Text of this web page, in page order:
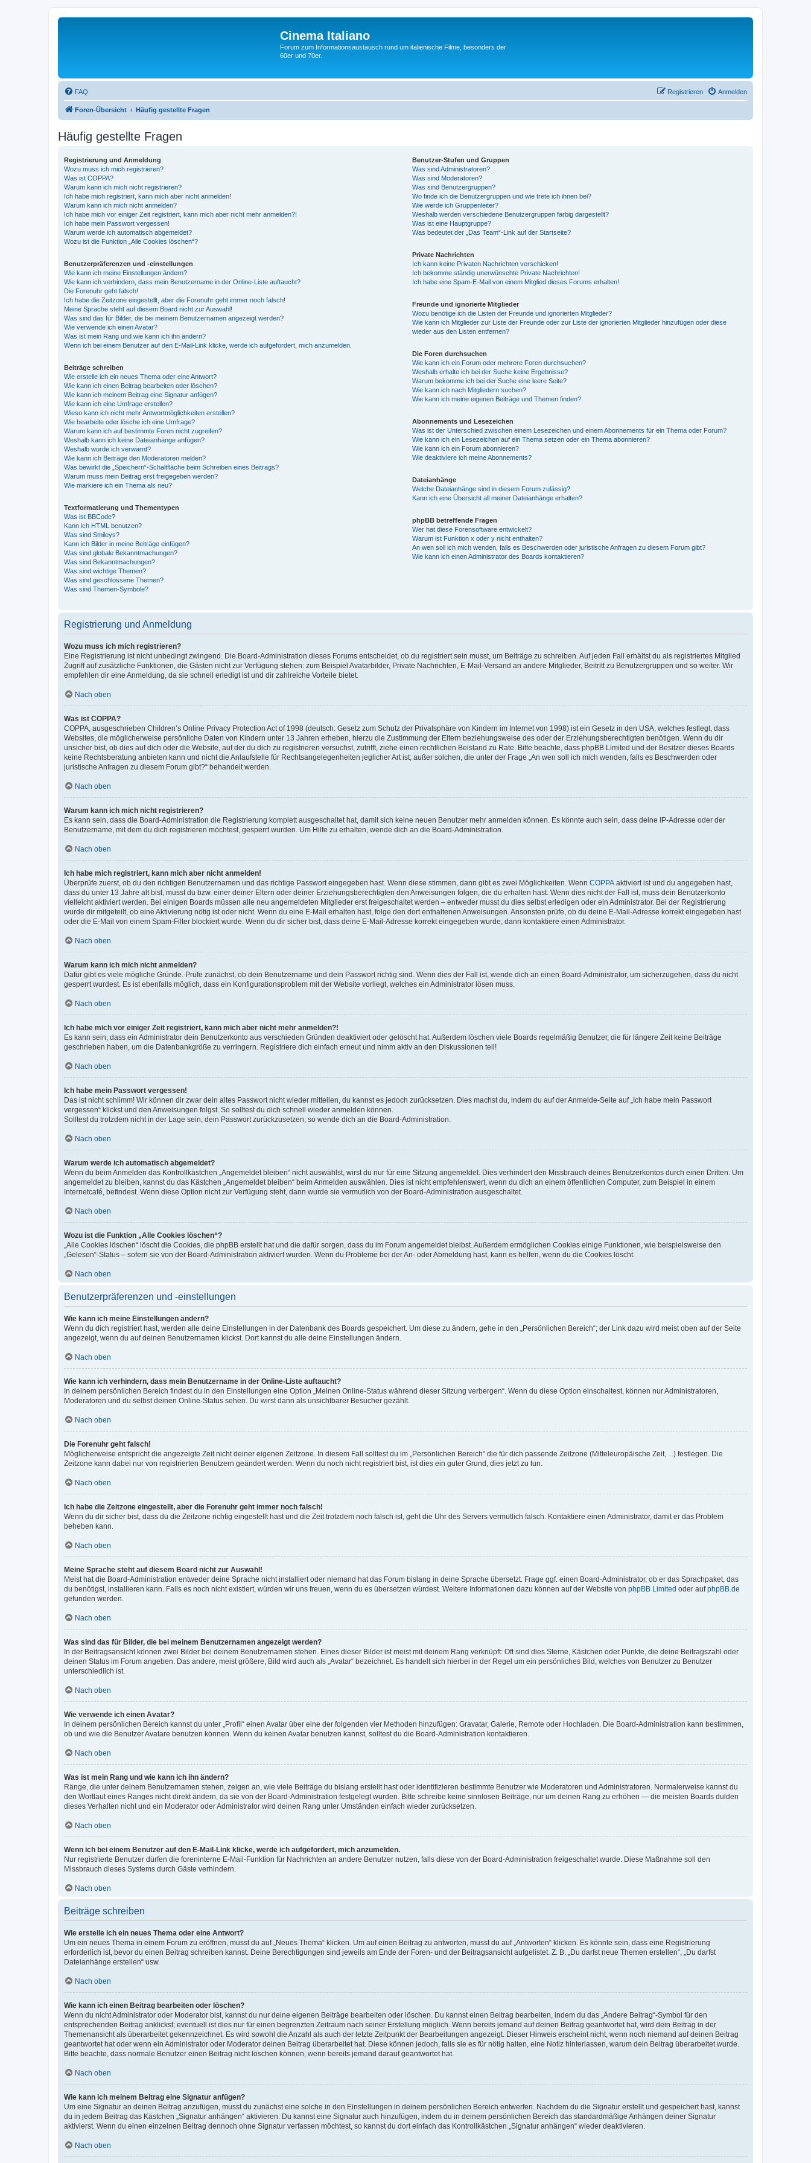
Cinema Italiano
Forum zum Informationsaustausch rund um italienische Filme, besonders der
60er und 70er.
FAQ Anmelden
Registrieren
Foren-Übersicht Häufig gestellte Fragen
Häufig gestellte Fragen
Registrierung und Anmeldung
Wozu muss ich mich registrieren?
Was ist COPPA?
Warum kann ich mich nicht registrieren?
Ich habe mich registriert, kann mich aber nicht anmelden!
Warum kann ich mich nicht anmelden?
Ich habe mich vor einiger Zeit registriert, kann mich aber nicht mehr anmelden?!
Ich habe mein Passwort vergessen!
Warum werde ich automatisch abgemeldet?
Wozu ist die Funktion „Alle Cookies löschen“?
Benutzerpräferenzen und -einstellungen
Wie kann ich meine Einstellungen ändern?
Wie kann ich verhindern, dass mein Benutzername in der Online-Liste auftaucht?
Die Forenuhr geht falsch!
Ich habe die Zeitzone eingestellt, aber die Forenuhr geht immer noch falsch!
Meine Sprache steht auf diesem Board nicht zur Auswahl!
Was sind das für Bilder, die bei meinem Benutzernamen angezeigt werden?
Wie verwende ich einen Avatar?
Was ist mein Rang und wie kann ich ihn ändern?
Wenn ich bei einem Benutzer auf den E-Mail-Link klicke, werde ich aufgefordert, mich anzumelden.
Beiträge schreiben
Wie erstelle ich ein neues Thema oder eine Antwort?
Wie kann ich einen Beitrag bearbeiten oder löschen?
Wie kann ich meinem Beitrag eine Signatur anfügen?
Wie kann ich eine Umfrage erstellen?
Wieso kann ich nicht mehr Antwortmöglichkeiten erstellen?
Wie bearbeite oder lösche ich eine Umfrage?
Warum kann ich auf bestimmte Foren nicht zugreifen?
Weshalb kann ich keine Dateianhänge anfügen?
Weshalb wurde ich verwarnt?
Wie kann ich Beiträge den Moderatoren melden?
Was bewirkt die „Speichern“-Schaltfläche beim Schreiben eines Beitrags?
Warum muss mein Beitrag erst freigegeben werden?
Wie markiere ich ein Thema als neu?
Textformatierung und Thementypen
Was ist BBCode?
Kann ich HTML benutzen?
Was sind Smileys?
Kann ich Bilder in meine Beiträge einfügen?
Was sind globale Bekanntmachungen?
Was sind Bekanntmachungen?
Was sind wichtige Themen?
Was sind geschlossene Themen?
Was sind Themen-Symbole?
Benutzer-Stufen und Gruppen
Was sind Administratoren?
Was sind Moderatoren?
Was sind Benutzergruppen?
Wo finde ich die Benutzergruppen und wie trete ich ihnen bei?
Wie werde ich Gruppenleiter?
Weshalb werden verschiedene Benutzergruppen farbig dargestellt?
Was ist eine Hauptgruppe?
Was bedeutet der „Das Team“-Link auf der Startseite?
Private Nachrichten
Ich kann keine Privaten Nachrichten verschicken!
Ich bekomme ständig unerwünschte Private Nachrichten!
Ich habe eine Spam-E-Mail von einem Mitglied dieses Forums erhalten!
Freunde und ignorierte Mitglieder
Wozu benötige ich die Listen der Freunde und ignorierten Mitglieder?
Wie kann ich Mitglieder zur Liste der Freunde oder zur Liste der ignorierten Mitglieder hinzufügen oder diese
wieder aus den Listen entfernen?
Die Foren durchsuchen
Wie kann ich ein Forum oder mehrere Foren durchsuchen?
Weshalb erhalte ich bei der Suche keine Ergebnisse?
Warum bekomme ich bei der Suche eine leere Seite?
Wie kann ich nach Mitgliedern suchen?
Wie kann ich meine eigenen Beiträge und Themen finden?
Abonnements und Lesezeichen
Was ist der Unterschied zwischen einem Lesezeichen und einem Abonnements für ein Thema oder Forum?
Wie kann ich ein Lesezeichen auf ein Thema setzen oder ein Thema abonnieren?
Wie kann ich ein Forum abonnieren?
Wie deaktiviere ich meine Abonnements?
Dateianhänge
Welche Dateianhänge sind in diesem Forum zulässig?
Kann ich eine Übersicht all meiner Dateianhänge erhalten?
phpBB betreffende Fragen
Wer hat diese Forensoftware entwickelt?
Warum ist Funktion x oder y nicht enthalten?
An wen soll ich mich wenden, falls es Beschwerden oder juristische Anfragen zu diesem Forum gibt?
Wie kann ich einen Administrator des Boards kontaktieren?
Registrierung und Anmeldung
Wozu muss ich mich registrieren?
Eine Registrierung ist nicht unbedingt zwingend. Die Board-Administration dieses Forums entscheidet, ob du registriert sein musst, um Beiträge zu schreiben. Auf jeden Fall erhältst du als registriertes Mitglied
Zugriff auf zusätzliche Funktionen, die Gästen nicht zur Verfügung stehen: zum Beispiel Avatarbilder, Private Nachrichten, E-Mail-Versand an andere Mitglieder, Beitritt zu Benutzergruppen und so weiter. Wir
empfehlen dir eine Anmeldung, da sie schnell erledigt ist und dir zahlreiche Vorteile bietet.
Nach oben
Was ist COPPA?
COPPA, ausgeschrieben Children’s Online Privacy Protection Act of 1998 (deutsch: Gesetz zum Schutz der Privatsphäre von Kindern im Internet von 1998) ist ein Gesetz in den USA, welches festlegt, dass
Websites, die möglicherweise persönliche Daten von Kindern unter 13 Jahren erheben, hierzu die Zustimmung der Eltern beziehungsweise des oder der Erziehungsberechtigten benötigen. Wenn du dir
unsicher bist, ob dies auf dich oder die Website, auf der du dich zu registrieren versuchst, zutrifft, ziehe einen rechtlichen Beistand zu Rate. Bitte beachte, dass phpBB Limited und der Besitzer dieses Boards
keine Rechtsberatung anbieten kann und nicht die Anlaufstelle für Rechtsangelegenheiten jeglicher Art ist; außer solchen, die unter der Frage „An wen soll ich mich wenden, falls es Beschwerden oder
juristische Anfragen zu diesem Forum gibt?“ behandelt werden.
Nach oben
Warum kann ich mich nicht registrieren?
Es kann sein, dass die Board-Administration die Registrierung komplett ausgeschaltet hat, damit sich keine neuen Benutzer mehr anmelden können. Es könnte auch sein, dass deine IP-Adresse oder der
Benutzername, mit dem du dich registrieren möchtest, gesperrt wurden. Um Hilfe zu erhalten, wende dich an die Board-Administration.
Nach oben
Ich habe mich registriert, kann mich aber nicht anmelden!
Überprüfe zuerst, ob du den richtigen Benutzernamen und das richtige Passwort eingegeben hast. Wenn diese stimmen, dann gibt es zwei Möglichkeiten. Wenn COPPA aktiviert ist und du angegeben hast,
dass du unter 13 Jahre alt bist, musst du bzw. einer deiner Eltern oder deiner Erziehungsberechtigten den Anweisungen folgen, die du erhalten hast. Wenn dies nicht der Fall ist, muss dein Benutzerkonto
vielleicht aktiviert werden. Bei einigen Boards müssen alle neu angemeldeten Mitglieder erst freigeschaltet werden – entweder musst du dies selbst erledigen oder ein Administrator. Bei der Registrierung
wurde dir mitgeteilt, ob eine Aktivierung nötig ist oder nicht. Wenn du eine E-Mail erhalten hast, folge den dort enthaltenen Anweisungen. Ansonsten prüfe, ob du deine E-Mail-Adresse korrekt eingegeben hast
oder die E-Mail von einem Spam-Filter blockiert wurde. Wenn du dir sicher bist, dass deine E-Mail-Adresse korrekt eingegeben wurde, dann kontaktiere einen Administrator.
Nach oben
Warum kann ich mich nicht anmelden?
Dafür gibt es viele mögliche Gründe. Prüfe zunächst, ob dein Benutzername und dein Passwort richtig sind. Wenn dies der Fall ist, wende dich an einen Board-Administrator, um sicherzugehen, dass du nicht
gesperrt wurdest. Es ist ebenfalls möglich, dass ein Konfigurationsproblem mit der Website vorliegt, welches ein Administrator lösen muss.
Nach oben
Ich habe mich vor einiger Zeit registriert, kann mich aber nicht mehr anmelden?!
Es kann sein, dass ein Administrator dein Benutzerkonto aus verschieden Gründen deaktiviert oder gelöscht hat. Außerdem löschen viele Boards regelmäßig Benutzer, die für längere Zeit keine Beiträge
geschrieben haben, um die Datenbankgröße zu verringern. Registriere dich einfach erneut und nimm aktiv an den Diskussionen teil!
Nach oben
Ich habe mein Passwort vergessen!
Das ist nicht schlimm! Wir können dir zwar dein altes Passwort nicht wieder mitteilen, du kannst es jedoch zurücksetzen. Dies machst du, indem du auf der Anmelde-Seite auf „Ich habe mein Passwort
vergessen“ klickst und den Anweisungen folgst. So solltest du dich schnell wieder anmelden können.
Solltest du trotzdem nicht in der Lage sein, dein Passwort zurückzusetzen, so wende dich an die Board-Administration.
Nach oben
Warum werde ich automatisch abgemeldet?
Wenn du beim Anmelden das Kontrollkästchen „Angemeldet bleiben“ nicht auswählst, wirst du nur für eine Sitzung angemeldet. Dies verhindert den Missbrauch deines Benutzerkontos durch einen Dritten. Um
angemeldet zu bleiben, kannst du das Kästchen „Angemeldet bleiben“ beim Anmelden auswählen. Dies ist nicht empfehlenswert, wenn du dich an einem öffentlichen Computer, zum Beispiel in einem
Internetcafé, befindest. Wenn diese Option nicht zur Verfügung steht, dann wurde sie vermutlich von der Board-Administration ausgeschaltet.
Nach oben
Wozu ist die Funktion „Alle Cookies löschen“?
„Alle Cookies löschen“ löscht die Cookies, die phpBB erstellt hat und die dafür sorgen, dass du im Forum angemeldet bleibst. Außerdem ermöglichen Cookies einige Funktionen, wie beispielsweise den
„Gelesen“-Status – sofern sie von der Board-Administration aktiviert wurden. Wenn du Probleme bei der An- oder Abmeldung hast, kann es helfen, wenn du die Cookies löscht.
Nach oben
Benutzerpräferenzen und -einstellungen
Wie kann ich meine Einstellungen ändern?
Wenn du dich registriert hast, werden alle deine Einstellungen in der Datenbank des Boards gespeichert. Um diese zu ändern, gehe in den „Persönlichen Bereich“; der Link dazu wird meist oben auf der Seite
angezeigt, wenn du auf deinen Benutzernamen klickst. Dort kannst du alle deine Einstellungen ändern.
Nach oben
Wie kann ich verhindern, dass mein Benutzername in der Online-Liste auftaucht?
In deinem persönlichen Bereich findest du in den Einstellungen eine Option „Meinen Online-Status während dieser Sitzung verbergen“. Wenn du diese Option einschaltest, können nur Administratoren,
Moderatoren und du selbst deinen Online-Status sehen. Du wirst dann als unsichtbarer Besucher gezählt.
Nach oben
Die Forenuhr geht falsch!
Möglicherweise entspricht die angezeigte Zeit nicht deiner eigenen Zeitzone. In diesem Fall solltest du im „Persönlichen Bereich“ die für dich passende Zeitzone (Mitteleuropäische Zeit, ...) festlegen. Die
Zeitzone kann dabei nur von registrierten Benutzern geändert werden. Wenn du noch nicht registriert bist, ist dies ein guter Grund, dies jetzt zu tun.
Nach oben
Ich habe die Zeitzone eingestellt, aber die Forenuhr geht immer noch falsch!
Wenn du dir sicher bist, dass du die Zeitzone richtig eingestellt hast und die Zeit trotzdem noch falsch ist, geht die Uhr des Servers vermutlich falsch. Kontaktiere einen Administrator, damit er das Problem
beheben kann.
Nach oben
Meine Sprache steht auf diesem Board nicht zur Auswahl!
Meist hat die Board-Administration entweder deine Sprache nicht installiert oder niemand hat das Forum bislang in deine Sprache übersetzt. Frage ggf. einen Board-Administrator, ob er das Sprachpaket, das
du benötigst, installieren kann. Falls es noch nicht existiert, würden wir uns freuen, wenn du es übersetzen würdest. Weitere Informationen dazu können auf der Website von phpBB Limited oder aufphpBB.de
gefunden werden.
Nach oben
Was sind das für Bilder, die bei meinem Benutzernamen angezeigt werden?
In der Beitragsansicht können zwei Bilder bei deinem Benutzernamen stehen. Eines dieser Bilder ist meist mit deinem Rang verknüpft: Oft sind dies Sterne, Kästchen oder Punkte, die deine Beitragszahl oder
deinen Status im Forum angeben. Das andere, meist größere, Bild wird auch als „Avatar“ bezeichnet. Es handelt sich hierbei in der Regel um ein persönliches Bild, welches von Benutzer zu Benutzer
unterschiedlich ist.
Nach oben
Wie verwende ich einen Avatar?
In deinem persönlichen Bereich kannst du unter „Profil“ einen Avatar über eine der folgenden vier Methoden hinzufügen: Gravatar, Galerie, Remote oder Hochladen. Die Board-Administration kann bestimmen,
ob und wie die Benutzer Avatare benutzen können. Wenn du keinen Avatar benutzen kannst, solltest du die Board-Administration kontaktieren.
Nach oben
Was ist mein Rang und wie kann ich ihn ändern?
Ränge, die unter deinem Benutzernamen stehen, zeigen an, wie viele Beiträge du bislang erstellt hast oder identifizieren bestimmte Benutzer wie Moderatoren und Administratoren. Normalerweise kannst du
den Wortlaut eines Ranges nicht direkt ändern, da sie von der Board-Administration festgelegt wurden. Bitte schreibe keine sinnlosen Beiträge, nur um deinen Rang zu erhöhen — die meisten Boards dulden
dieses Verhalten nicht und ein Moderator oder Administrator wird deinen Rang unter Umständen einfach wieder zurücksetzen.
Nach oben
Wenn ich bei einem Benutzer auf den E-Mail-Link klicke, werde ich aufgefordert, mich anzumelden.
Nur registrierte Benutzer dürfen die foreninterne E-Mail-Funktion für Nachrichten an andere Benutzer nutzen, falls diese von der Board-Administration freigeschaltet wurde. Diese Maßnahme soll den
Missbrauch dieses Systems durch Gäste verhindern.
Nach oben
Beiträge schreiben
Wie erstelle ich ein neues Thema oder eine Antwort?
Um ein neues Thema in einem Forum zu eröffnen, musst du auf „Neues Thema“ klicken. Um auf einen Beitrag zu antworten, musst du auf „Antworten“ klicken. Es könnte sein, dass eine Registrierung
erforderlich ist, bevor du einen Beitrag schreiben kannst. Deine Berechtigungen sind jeweils am Ende der Foren- und der Beitragsansicht aufgelistet. Z. B. „Du darfst neue Themen erstellen“, „Du darfst
Dateianhänge erstellen“ usw.
Nach oben
Wie kann ich einen Beitrag bearbeiten oder löschen?
Wenn du nicht Administrator oder Moderator bist, kannst du nur deine eigenen Beiträge bearbeiten oder löschen. Du kannst einen Beitrag bearbeiten, indem du das „Ändere Beitrag“-Symbol für den
entsprechenden Beitrag anklickst; eventuell ist dies nur für einen begrenzten Zeitraum nach seiner Erstellung möglich. Wenn bereits jemand auf deinen Beitrag geantwortet hat, wird dein Beitrag in der
Themenansicht als überarbeitet gekennzeichnet. Es wird sowohl die Anzahl als auch der letzte Zeitpunkt der Bearbeitungen angezeigt. Dieser Hinweis erscheint nicht, wenn noch niemand auf deinen Beitrag
geantwortet hat oder wenn ein Administrator oder Moderator deinen Beitrag überarbeitet hat. Diese können jedoch, falls sie es für nötig halten, eine Notiz hinterlassen, warum dein Beitrag überarbeitet wurde.
Bitte beachte, dass normale Benutzer einen Beitrag nicht löschen können, wenn bereits jemand darauf geantwortet hat.
Nach oben
Wie kann ich meinem Beitrag eine Signatur anfügen?
Um eine Signatur an deinen Beitrag anzufügen, musst du zunächst eine solche in den Einstellungen in deinem persönlichen Bereich entwerfen. Nachdem du die Signatur erstellt und gespeichert hast, kannst
du in jedem Beitrag das Kästchen „Signatur anhängen“ aktivieren. Du kannst eine Signatur auch hinzufügen, indem du in deinem persönlichen Bereich das standardmäßige Anhängen deiner Signatur
aktivierst. Wenn du einen einzelnen Beitrag dennoch ohne Signatur verfassen möchtest, so kannst du dort einfach das Kontrollkästchen „Signatur anhängen“ wieder deaktivieren.
Nach oben